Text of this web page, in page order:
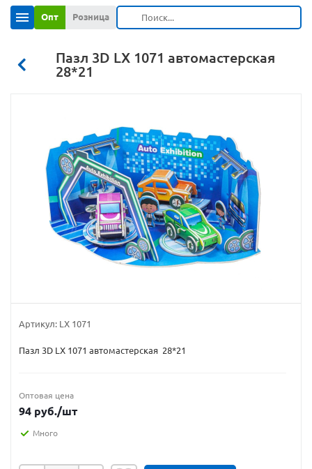
Опт Розница
Пазл 3D LX 1071 автомастерская
28*21
Артикул: LX 1071
Пазл 3D LX 1071 автомастерская 28*21
Оптовая цена
94 руб./шт
Много